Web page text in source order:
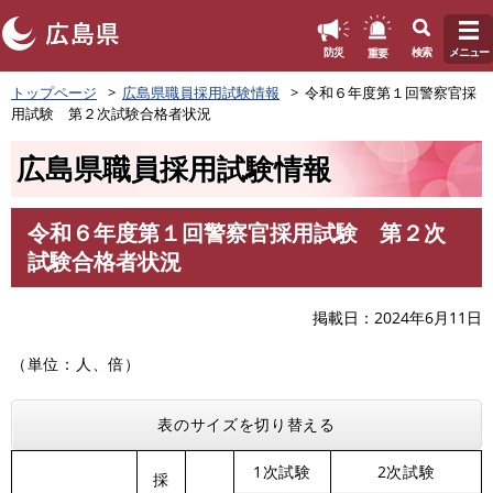
ペ
ー
ジ
防災 重要 検索 メニュー
トップページ 広島県職員採用試験情報
令和６年度第１回警察官採
用試験 第２次試験合格者状況
広島県職員採用試験情報
令和６年度第１回警察官採用試験 第２次
試験合格者状況
掲載日 2024年6月11日
（単位：人、倍）
表のサイズを切り替える
採
1次試験 2次試験